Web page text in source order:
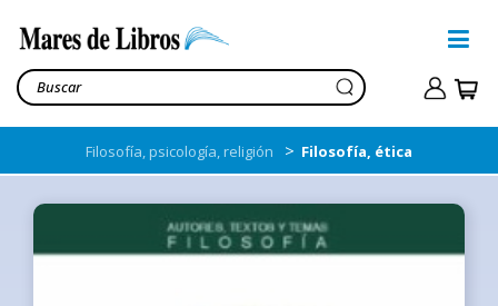
Filosofía, psicología, religión > Filosofía, ética